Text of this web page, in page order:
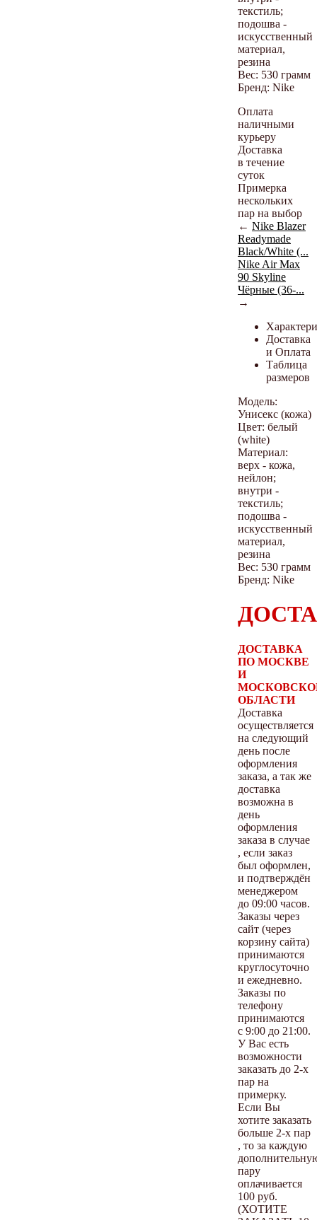
текстиль;
подошва -
искусственный
материал,
резина
Вес: 530 грамм
Бренд: Nike
Оплата
наличными
курьеру
Доставка
в течение
суток
Примерка
нескольких
пар на выбор
← Nike Blazer
Readymade
Black/White (...
Nike Air Max
90 Skyline
Чёрные (36-...
→
Доставка
и Оплата
Таблица
размеров
Модель:
Унисекс (кожа)
Цвет: белый
(white)
Материал:
верх - кожа,
нейлон;
внутри -
текстиль;
подошва -
искусственный
материал,
резина
Вес: 530 грамм
Бренд: Nike
ДОСТАВКА
ПО МОСКВЕ
И
ОБЛАСТИ
Доставка
осуществляется
на следующий
день после
оформления
заказа, а так же
доставка
возможна в
день
оформления
заказа в случае
, если заказ
был оформлен,
и подтверждён
менеджером
до 09:00 часов.
Заказы через
сайт (через
корзину сайта)
принимаются
круглосуточно
и ежедневно.
Заказы по
телефону
принимаются
с 9:00 до 21:00.
У Вас есть
возможности
заказать до 2-х
пар на
примерку.
Если Вы
хотите заказать
больше 2-х пар
, то за каждую
пару
оплачивается
100 руб.
(ХОТИТЕ